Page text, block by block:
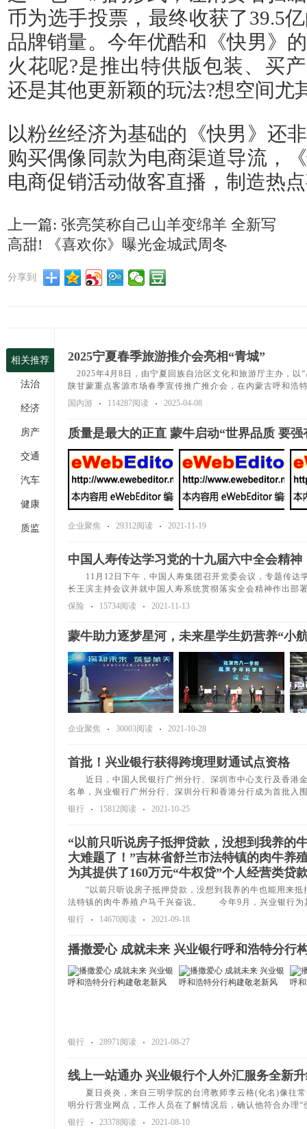
币为选手投票，最终收获了39.5
品牌销量。今年优酷和《快男》
火花呢?是推出特供版包装、买
还是其他更新颖的玩法?想空间尤
以粉丝经济为基础的《快男》还
购买偶像同款为电商渠道导流，
电商促销活动做客直播，制造热
上一篇: 张亮笑称自己山羊变绵羊 全新写
高甜! 《喜欢你》曝光金城武周冬
分享到
2025宁夏春季旅游推介会亮相“青城”
2025年4月8日，由宁夏回族自治区文化和旅游厅主办，以
陕甘蒙重点客源市场春季宣传推广推介会，在内蒙古呼和浩
国内游
114287阅读 2025-04-08
质量是最大的正直 蒙牛启动“世界品质 要
企业聚焦 29312阅读 2021-11-19
中国人寿传达学习党的十九届六中全会精神
11月12日下午，中国人寿集团召开党委会议，专题传达
长王滨主持会议并就中国人寿系统贯彻落实全会精神作出部
保险
15734阅读 2021-11-13
蒙牛助力逐梦星河，未来星学生奶营养“小
企业聚焦 30003阅读 2021-10-28
首批！兴业银行获得跨境理财通试点资格
近日，中国人民银行广州分行、深圳市中心支行及香港
名单，兴业银行广州分行、深圳分行和香港分行成为首批入
银行
15812阅读 2021-10-25
“以前只听说房子抵押贷款，没想到我养的
大难题了！”吉林省舒兰市法特镇的肉牛养
为其提供了160万元“牛权贷”个人经营类贷
“以前只听说房子抵押贷款，没想到我养的牛也能用来抵
法特镇的肉牛养殖户马千兴奋说。 今年9月，兴业银行为
银行
14670阅读 2021-09-18
播撒爱心 成就未来 兴业银行呼和浩特分行
银行 28971阅读 2021-08-27
线上一站通办 兴业银行个人外汇服务全新
夏日炎炎，来自三明学院的台湾教师李云格(化名)像往常
明分行营业网点，工作人员在了解情况后，确认他符合办理“
银行
23378阅读 2021-08-10
相关推荐
法治
经济
房产
交通
汽车
健康
质监